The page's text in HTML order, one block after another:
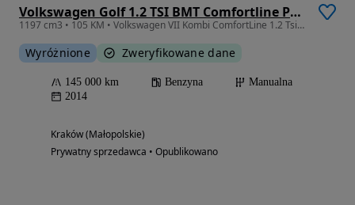
Volkswagen Golf 1.2 TSI BMT Comfortline Perfectline
1197 cm3 • 105 KM • Volkswagen VII Kombi ComfortLine 1.2 Tsi polski salon
Wyróżnione Zweryfikowane dane
145 000 km Benzyna
Manualna
2014
Kraków (Małopolskie)
Prywatny sprzedawca • Opublikowano